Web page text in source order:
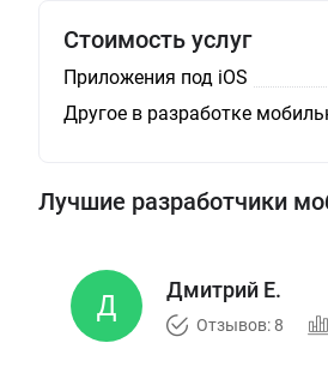
Стоимость услуг
Приложения под iOS
Другое в разработке
Лучшие разработчики
Дмитрий Е.
Отзывов: 8